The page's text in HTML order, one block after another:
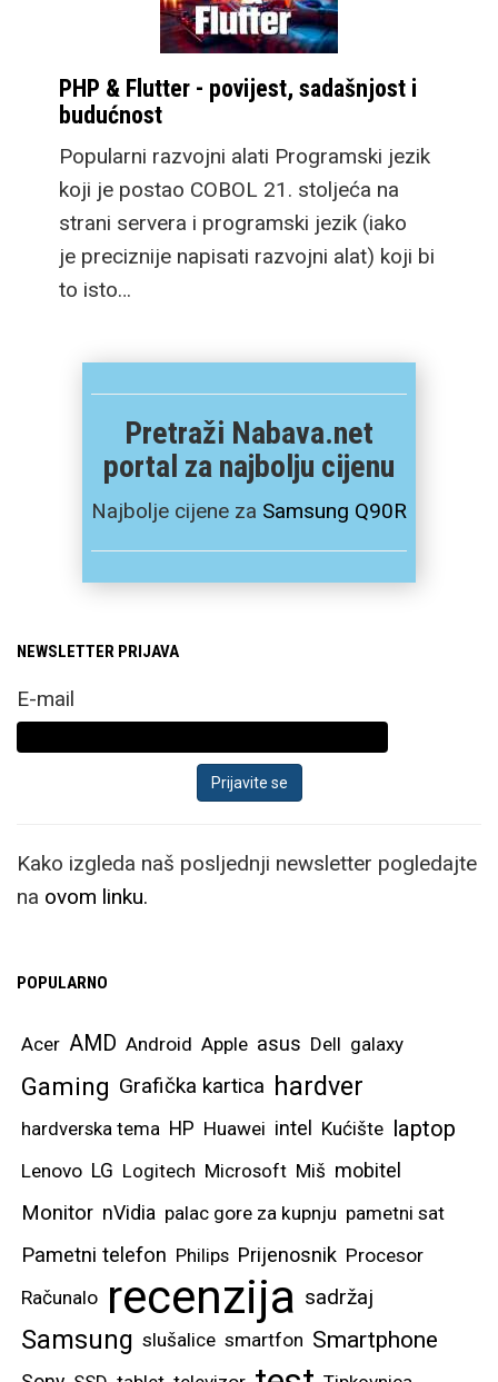
OneUI 9 optimizacijom.
Galaxy Watch Ultra2
osim velike baterije
punjenje, a novi dizajn
omogućuje i daleko
veću 100m
vodootpornost pa je
Pogledajmo sada što
sve nude uređaji u malo
više detalja.
Novi flagship preklopni
mobitel sada nosi ime
odnosno unutarnji
otklopljeni zaslon
zadržava omjer stranica
impresivnih 8”.
primjerice u office
aplikacijama, gdje
imati otvorena dva
dokumenta, pisati
bilješke ili čak cijele
tablice, itd. Samsung
OneUI sustav
optimiziran je i za
prikaz tri različite
PHP & Flutter - povijest, sadašnjost i
budućnost
Popularni razvojni alati Programski jezik
koji je postao COBOL 21. stoljeća na
strani servera i programski jezik (iako
je preciznije napisati razvojni alat) koji bi
to isto…
Pretraži Nabava.net
portal za najbolju cijenu
Najbolje cijene za Samsung Q90R
NEWSLETTER PRIJAVA
E-mail
Kako izgleda naš posljednji newsletter pogledajte
na ovom linku.
POPULARNO
Acer AMD Android Apple asus Dell galaxy
Gaming Grafička kartica hardver
hardverska tema HP Huawei intel Kućište laptop
Lenovo LG Logitech Microsoft Miš mobitel
Monitor nVidia palac gore za kupnju pametni sat
Pametni telefon Philips Prijenosnik Procesor
Računalo recenzija sadržaj
Samsung slušalice smartfon Smartphone